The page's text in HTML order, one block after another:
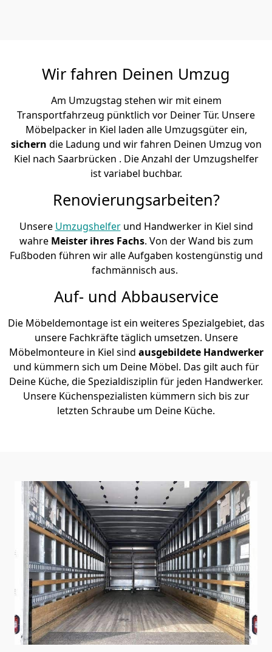
Wir fahren Deinen Umzug
Am Umzugstag stehen wir mit einem
Transportfahrzeug pünktlich vor Deiner Tür. Unsere
Möbelpacker in Kiel laden alle Umzugsgüter ein,
sichern die Ladung und wir fahren Deinen Umzug von
Kiel nach Saarbrücken . Die Anzahl der Umzugshelfer
ist variabel buchbar.
Renovierungsarbeiten?
Unsere Umzugshelferund Handwerker in Kiel sind
wahre Meister ihres Fachs. Von der Wand bis zum
Fußboden führen wir alle Aufgaben kostengünstig und
fachmännisch aus.
Auf- und Abbauservice
Die Möbeldemontage ist ein weiteres Spezialgebiet, das
unsere Fachkräfte täglich umsetzen. Unsere
Möbelmonteure in Kiel sind ausgebildete Handwerker
und kümmern sich um Deine Möbel. Das gilt auch für
Deine Küche, die Spezialdisziplin für jeden Handwerker.
Unsere Küchenspezialisten kümmern sich bis zur
letzten Schraube um Deine Küche.